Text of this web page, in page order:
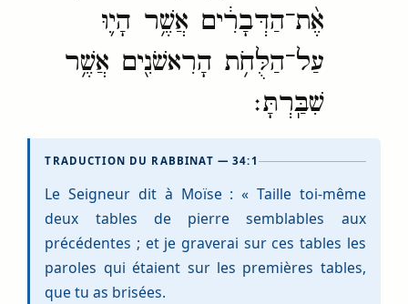
אֶ֨ת־הַדְּבָרִ֔ים אֲשֶׁ֥ר הָי֛וּ
עַל־הַלֻּחֹ֥ת הָרִאשֹׁנִ֖ים אֲשֶׁ֥ר
שִׁבַּֽרְתָּ׃
TRADUCTION DU RABBINAT — 34:1
Le Seigneur dit à Moïse : « Taille toi-même
deux tables de pierre semblables aux
précédentes ; et je graverai sur ces tables les
paroles qui étaient sur les premières tables,
que tu as brisées.